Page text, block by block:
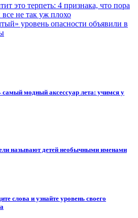
это терпеть: 4 признака, что пора
не так уж плохо
уровень опасности объявили в
модный аксессуар лета: учимся у
называют детей необычными именами
слова и узнайте уровень своего